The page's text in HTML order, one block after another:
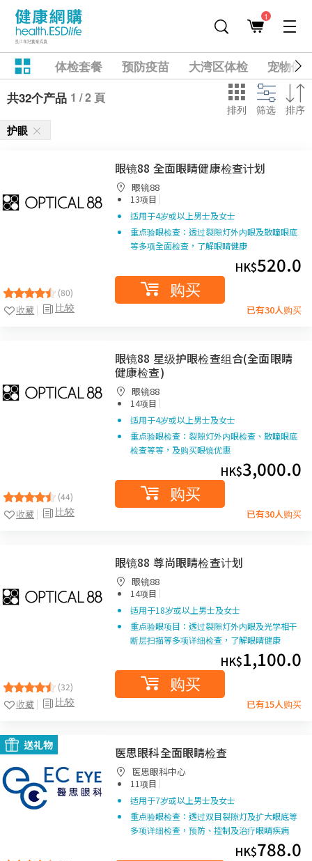
1
体检套餐 预防疫苗 大湾区体检
宠物健
共32个产品 1 / 2 頁
排列 筛选 排序
护眼
(80)
比较
收藏
眼镜88 全面眼睛健康检查计划
眼镜88
13项目 |
适用于4岁或以上男士及女士
重点验眼检查：透过裂隙灯外内眼及散瞳眼底
等多项全面检查，了解眼睛健康
HK$520.0
购买
已有30人购买
(44)
比较
收藏
眼镜88 星级护眼检查组合(全面眼睛
健康检查)
眼镜88
14项目 |
适用于4岁或以上男士及女士
重点验眼检查：裂隙灯外内眼检查、散瞳眼底
检查等等，及购买眼镜优惠
HK$3,000.0
购买
已有30人购买
(32)
比较
收藏
眼镜88 尊尚眼睛检查计划
眼镜88
14项目 |
适用于18岁或以上男士及女士
重点验眼项目：透过裂隙灯外内眼及光学相干
断层扫描等多项详细检查，了解眼睛健康
HK$1,100.0
购买
已有15人购买
送礼物 医思眼科全面眼睛检查
医思眼科中心
11项目 |
适用于7岁或以上男士及女士
重点验眼检查：透过双目裂隙灯及扩大眼底等
多项详细检查，预防、控制及治疗眼睛疾病
HK$788.0